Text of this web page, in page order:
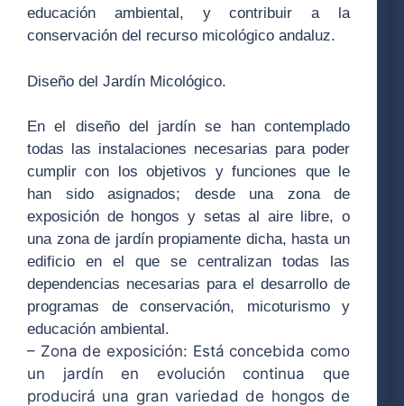
educación ambiental, y contribuir a la
conservación del recurso micológico andaluz.
Diseño del Jardín Micológico.
En el diseño del jardín se han contemplado
todas las instalaciones necesarias para poder
cumplir con los objetivos y funciones que le
han sido asignados; desde una zona de
exposición de hongos y setas al aire libre, o
una zona de jardín propiamente dicha, hasta un
edificio en el que se centralizan todas las
dependencias necesarias para el desarrollo de
programas de conservación, micoturismo y
educación ambiental.
– Zona de exposición: Está concebida como
un jardín en evolución continua que
producirá una gran variedad de hongos de